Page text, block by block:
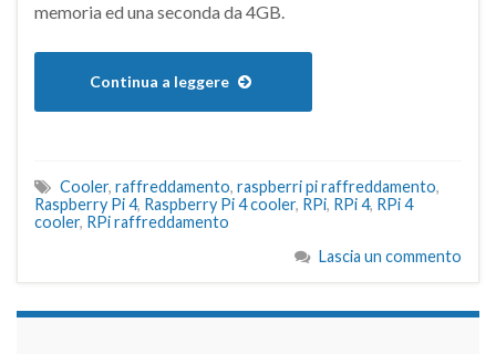
memoria ed una seconda da 4GB.
Continua a leggere
Cooler, raffreddamento, raspberri pi raffreddamento,
Raspberry Pi 4, Raspberry Pi 4 cooler, RPi, RPi 4, RPi 4
cooler, RPi raffreddamento
Lascia un commento